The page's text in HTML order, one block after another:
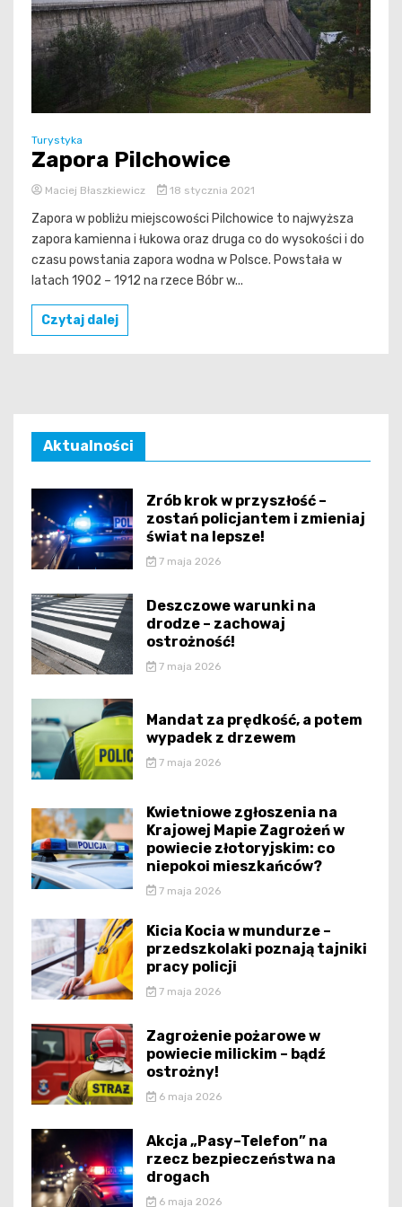
Turystyka
Zapora Pilchowice
Maciej Błaszkiewicz 18 stycznia 2021
Zapora w pobliżu miejscowości Pilchowice to najwyższa
zapora kamienna i łukowa oraz druga co do wysokości i do
czasu powstania zapora wodna w Polsce. Powstała w
latach 1902 – 1912 na rzece Bóbr w...
Czytaj dalej
Aktualności
Zrób krok w przyszłość –
zostań policjantem i zmieniaj
świat na lepsze!
7 maja 2026
Deszczowe warunki na
drodze – zachowaj
ostrożność!
7 maja 2026
Mandat za prędkość, a potem
wypadek z drzewem
7 maja 2026
Kwietniowe zgłoszenia na
Krajowej Mapie Zagrożeń w
powiecie złotoryjskim: co
niepokoi mieszkańców?
7 maja 2026
Kicia Kocia w mundurze –
przedszkolaki poznają tajniki
pracy policji
7 maja 2026
Zagrożenie pożarowe w
powiecie milickim – bądź
ostrożny!
6 maja 2026
Akcja „Pasy–Telefon” na
rzecz bezpieczeństwa na
drogach
6 maja 2026